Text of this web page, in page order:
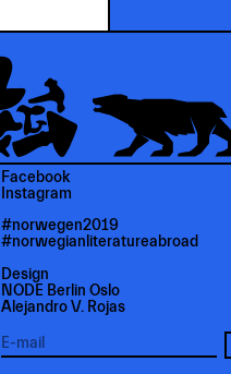
Facebook
Instagram
#norwegen2019
#norwegianliteratureabroad
Design
NODE Berlin Oslo
Alejandro V. Rojas